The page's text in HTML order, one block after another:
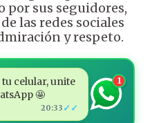
por sus seguidores,
las redes sociales
y respeto.
celular, unite
🤩
20:33 ✓✓
1